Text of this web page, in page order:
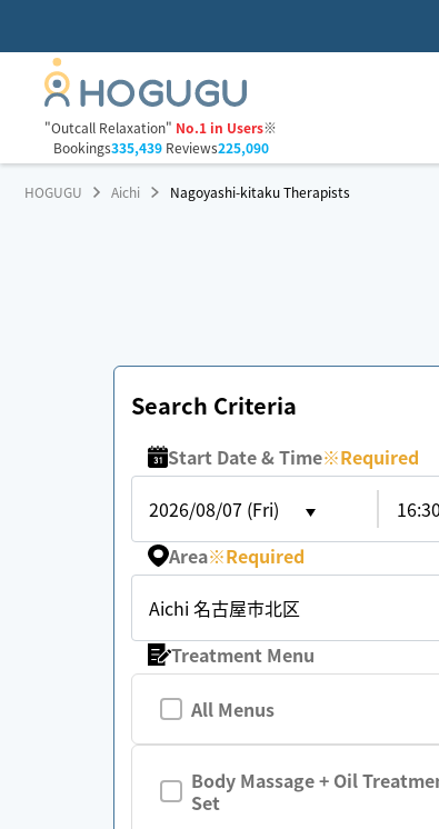
"Outcall Relaxation" No.1 in Users※
Bookings335,439Reviews225,090
HOGUGU Aichi Nagoyashi-kitaku Therapists
Search Criteria
Start Date & Time※Required
2026/08/07 (Fri)
16:30
Area※Required
Aichi 名古屋市北区
Treatment Menu
All Menus
Body Massage + Oil
Set